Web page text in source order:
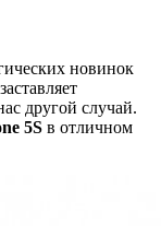
новинок
другой случай.
5S в отличном